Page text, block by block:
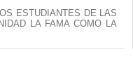
ESTUDIANTES DE LAS
LA FAMA COMO LA